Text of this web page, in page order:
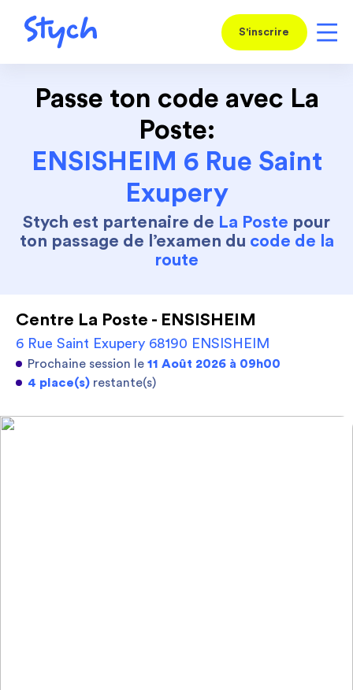
S'inscrire
Passe ton code avec La
Poste:
ENSISHEIM 6 Rue Saint
Exupery
Stych est partenaire de La Poste pour
ton passage de l’examen du code de la
route
Centre La Poste - ENSISHEIM
6 Rue Saint Exupery 68190 ENSISHEIM
Prochaine session le 11 Août 2026 à 09h00
4 place(s) restante(s)